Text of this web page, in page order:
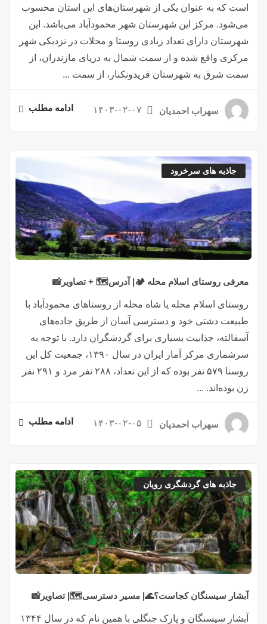
است که به عنوان یکی از شهرستان‌های این استان محسوب
می‌شود. مرکز این شهرستان شهر محمودآباد می‌باشد. این
شهرستان دارای تعداد زیادی روستا و محلات در نزدیکی شهر
مرکزی واقع شده و از سمت شمال به دریای مازندران، از
سمت شرق به شهرستان فریدونکنار، از سمت ...
سهراب احمدیان ۱۴۰۳-۰۲-۰۷ ادامه مطلب
جاذبه های سرخرود
معرفی روستای اسلام محله 🏕️| آدرس🗺️ + تصاویر📸
روستای اسلام محله یا شاه محله از روستاهای محمودآباد با
طبیعت دشتی خود و دسترسی آسان از طریق جاده‌های
آسفالته، جذابیت بسیاری برای گردشگران دارد. با توجه به
سرشماری مرکز آمار ایران در سال ۱۳۹۰، جمعیت کل این
روستا ۵۷۹ نفر بوده که از این تعداد، ۲۸۸ نفر مرد و ۲۹۱ نفر
زن بوده‌اند. ...
سهراب احمدیان ۱۴۰۳-۰۲-۰۵ ادامه مطلب
جاذبه های گردشگری رویان
آبشار سیسنگان کجاست؟🌊| مسیر دسترسی🗺️| تصاویر📸
آبشار سیسنگان و پارک جنگلی با همین نام که در سال ۱۳۴۴